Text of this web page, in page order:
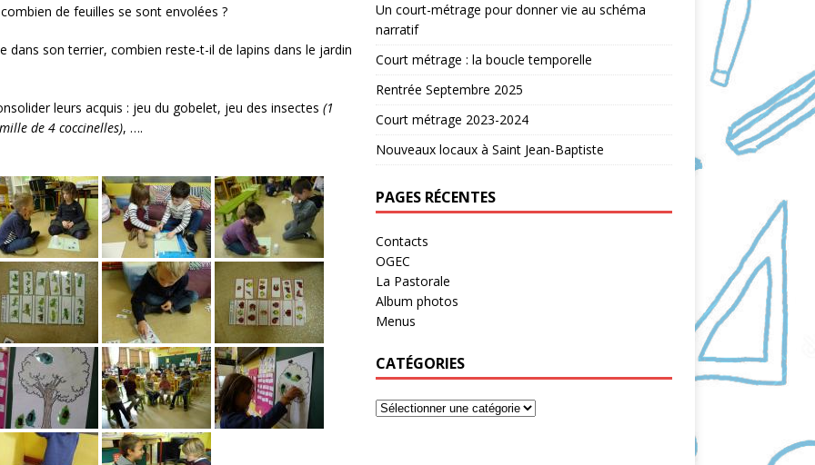
de feuilles se sont envolées ?
dans son terrier, combien reste-t-il de lapins dans le jardin
leurs acquis : jeu du gobelet, jeu des insectes (1
de 4 coccinelles), ….
Un court-métrage pour donner vie au schéma
narratif
Court métrage : la boucle temporelle
Rentrée Septembre 2025
Court métrage 2023-2024
Nouveaux locaux à Saint Jean-Baptiste
PAGES RÉCENTES
Contacts
OGEC
La Pastorale
Album photos
Menus
CATÉGORIES